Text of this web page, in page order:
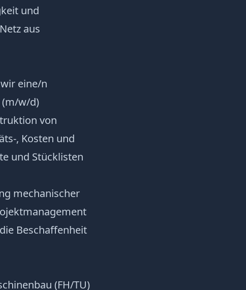
und
aus
eine/n
(m/w/d)
von
, Kosten und
und Stücklisten
mechanischer
Beschaffenheit
(FH/TU)